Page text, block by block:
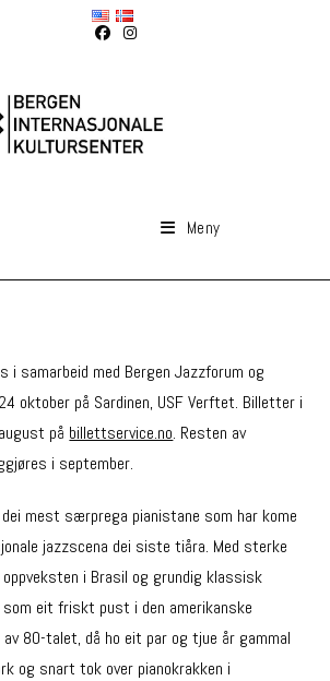
Meny
i samarbeid med Bergen Jazzforum og
oktober på Sardinen, USF Verftet. Billetter i
på billettservice.no. Resten av
i september.
dei mest særprega pianistane som har kome
jazzscena dei siste tiåra. Med sterke
i Brasil og grundig klassisk
som eit friskt pust i den amerikanske
av 80-talet, då ho eit par og tjue år gammal
og snart tok over pianokrakken i